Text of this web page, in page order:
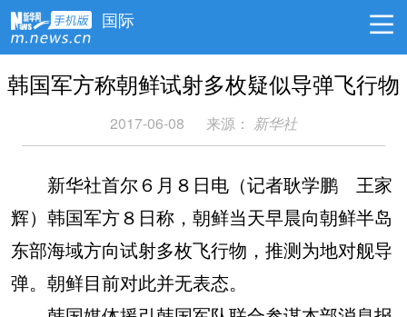
国际
韩国军方称朝鲜试射多枚疑似导弹飞行物
2017-06-08 来源： 新华社
新华社首尔６月８日电（记者耿学鹏 王家
辉）韩国军方８日称，朝鲜当天早晨向朝鲜半岛
东部海域方向试射多枚飞行物，推测为地对舰导
弹。朝鲜目前对此并无表态。